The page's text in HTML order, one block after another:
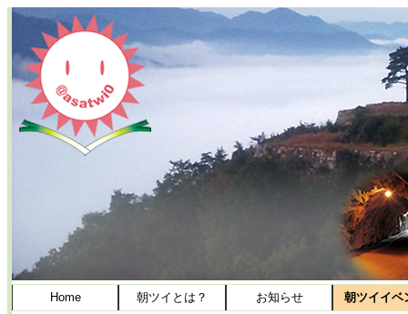
Home 朝ツイとは？ お知らせ 朝ツイイベ